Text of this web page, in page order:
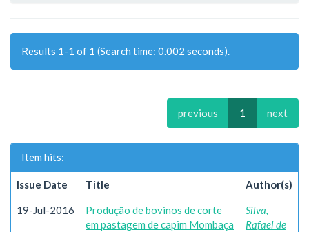
Results 1-1 of 1 (Search time: 0.002 seconds).
previous 1 next
Item hits:
Issue Date Title Author(s)
19-Jul-2016
Produção de bovinos de corte
em pastagem de capim Mombaça
Silva,
Rafael de